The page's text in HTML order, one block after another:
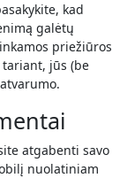
kad
galėtų
priežiūros
jūs (be
atgabenti savo
nuolatiniam